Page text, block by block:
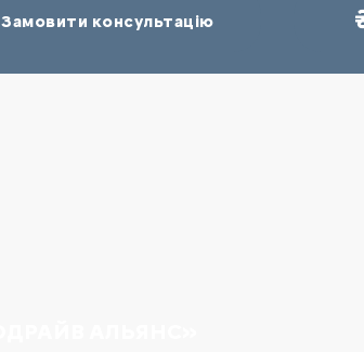
Замовити консультацію